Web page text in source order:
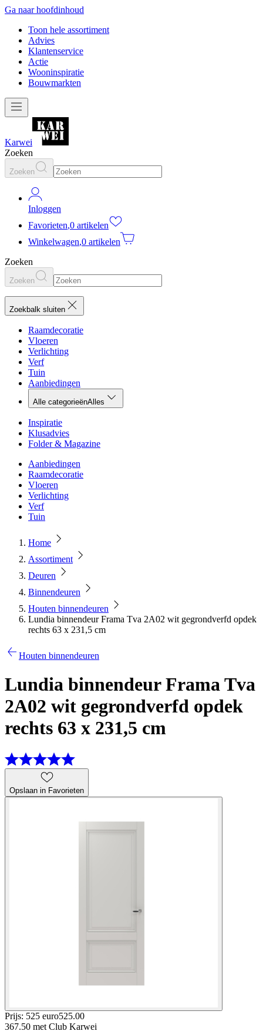
Ga naar hoofdinhoud
Toon hele assortiment
Advies
Klantenservice
Actie
Wooninspiratie
Bouwmarkten
Karwei
Zoeken
Zoeken
Inloggen
Favorieten,0 artikelen
Winkelwagen,0 artikelen
Zoeken
Zoeken
Zoekbalk sluiten
Raamdecoratie
Vloeren
Verlichting
Verf
Tuin
Aanbiedingen
Alle categorieënAlles
Inspiratie
Klusadvies
Folder & Magazine
Aanbiedingen
Raamdecoratie
Vloeren
Verlichting
Verf
Tuin
Home
Assortiment
Deuren
Binnendeuren
Houten binnendeuren
Lundia binnendeur Frama Tva 2A02 wit gegrondverfd opdek
rechts 63 x 231,5 cm
Houten binnendeuren
Lundia binnendeur Frama Tva
2A02 wit gegrondverfd opdek
rechts 63 x 231,5 cm
Opslaan in Favorieten
Prijs: 525 euro525.00
367.50 met Club Karwei